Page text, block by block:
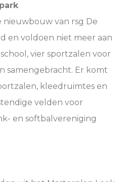
nieuwbouw van rsg De
en voldoen niet meer aan
vier sportzalen voor
samengebracht. Er komt
kleedruimtes en
velden voor
en softbalvereniging